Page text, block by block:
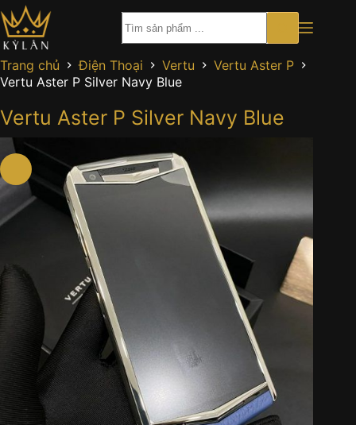
Chuyển
đến
phần
nội
dung
Trang chủ Điện Thoại Vertu
Vertu Aster P
Vertu Aster P Silver Navy Blue
Vertu Aster P Silver Navy Blue